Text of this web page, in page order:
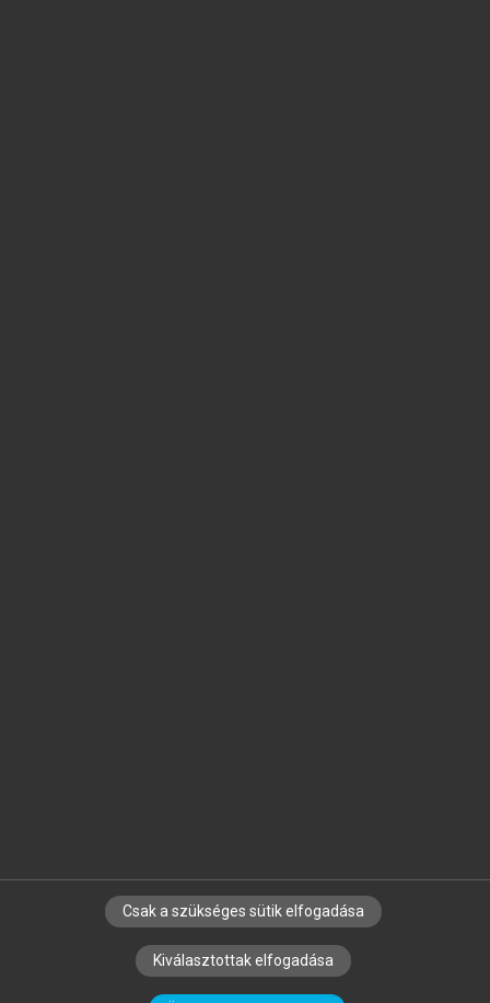
SZERZŐKNEK CÉGEKNEK KÖNYVTÁROSOKNAK
SZERKESZTÉSI ÉS LEKTORÁLÁSI ALAPELVEK
Csak a szükséges sütik elfogadása
Kiválasztottak elfogadása